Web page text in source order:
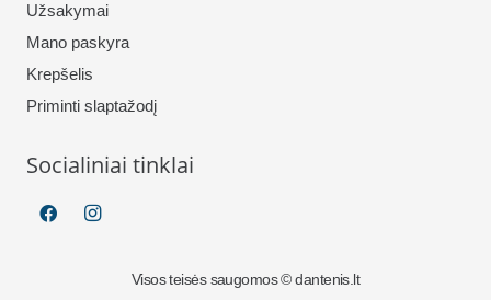
Užsakymai
Mano paskyra
Krepšelis
Priminti slaptažodį
Socialiniai tinklai
Visos teisės saugomos © dantenis.lt